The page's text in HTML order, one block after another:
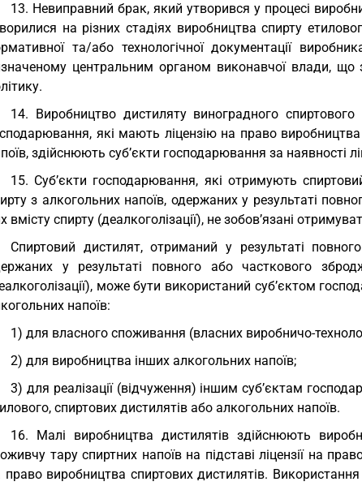
13. Невиправний брак, який утворився у процесі
на різних стадіях виробництва спирту
та/або технологічної документації
центральним органом виконавчої влади,
14. Виробництво дистиляту виноградного
які мають ліцензію на право
здійснюють суб’єкти господарювання за наявності
15. Суб’єкти господарювання, які отримують
з алкогольних напоїв, одержаних у результаті
вмісту спирту (деалкоголізації), не зобов’язані
Спиртовий дистилят, отриманий у результаті
у результаті повного або часткового
може бути використаний суб’єктом
напоїв:
1) для власного споживання (власних виробничо-
2) для виробництва інших алкогольних напоїв;
3) для реалізації (відчуження) іншим суб’єктам
спиртових дистилятів або алкогольних напоїв.
16. Малі виробництва дистилятів здійснюють
тару спиртних напоїв на підставі ліцензії на
право виробництва спиртових дистилятів.